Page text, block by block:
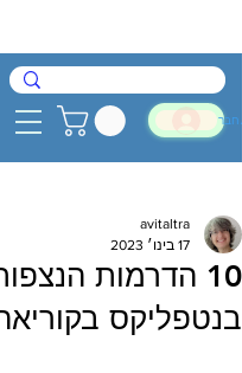
10 הדרמות
בנטפליקס
avitaltra
17 בינו׳ 2023